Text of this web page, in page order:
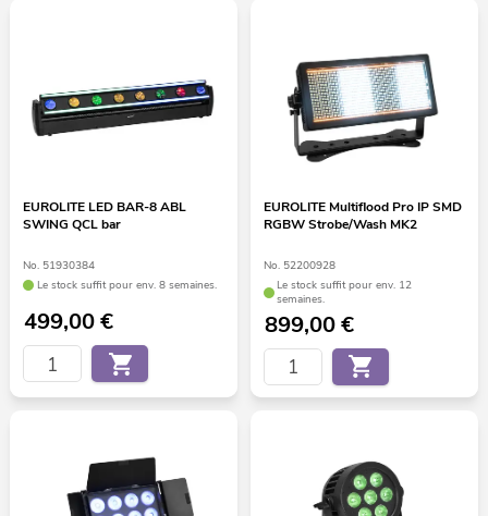
EUROLITE LED BAR-8 ABL
SWING QCL bar
No. 51930384
Le stock suffit pour env. 8 semaines.
499,00€
EUROLITE Multiflood Pro IP SMD
RGBW Strobe/Wash MK2
No. 52200928
Le stock suffit pour env. 12
semaines.
899,00€